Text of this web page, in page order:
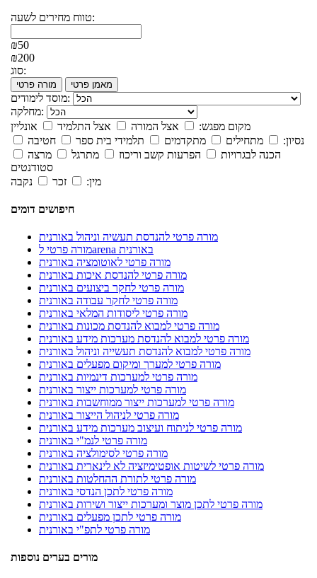
טווח מחירים לשעה:
₪50
₪200
סוג:
מורה פרטי מאמן פרטי
מוסד לימודים:
מחלקה:
מקום מפגש:
אצל המורה אצל התלמיד
אונליין
נסיון:
מתחילים מתקדמים תלמידי בית ספר
חטיבה
הכנה לבגרויות
הפרעות קשב וריכוז מתרגל
מרצה
סטודנטים
מין:
זכר נקבה
חיפושים דומים
מורה פרטי להנדסת תעשיה וניהול באורנית
מורה פרטי לarena באורנית
מורה פרטי לאוטומציה באורנית
מורה פרטי להנדסת איכות באורנית
מורה פרטי לחקר ביצועים באורנית
מורה פרטי לחקר עבודה באורנית
מורה פרטי ליסודות המלאי באורנית
מורה פרטי למבוא להנדסת מכונות באורנית
מורה פרטי למבוא להנדסת מערכות מידע באורנית
מורה פרטי למבוא להנדסת תעשייה וניהול באורנית
מורה פרטי למערך ומיקום מפעלים באורנית
מורה פרטי למערכות דינמיות באורנית
מורה פרטי למערכות ייצור באורנית
מורה פרטי למערכות ייצור ממוחשבות באורנית
מורה פרטי לניהול הייצור באורנית
מורה פרטי לניתוח ועיצוב מערכות מידע באורנית
מורה פרטי לנמ"י באורנית
מורה פרטי לסימולציה באורנית
מורה פרטי לשיטות אופטימיזציה לא לינארית באורנית
מורה פרטי לתורת ההחלטות באורנית
מורה פרטי לתכן הנדסי באורנית
מורה פרטי לתכן מוצר ומערכות ייצור ושירות באורנית
מורה פרטי לתכן מפעלים באורנית
מורה פרטי לתפ"י באורנית
מורים בערים נוספות